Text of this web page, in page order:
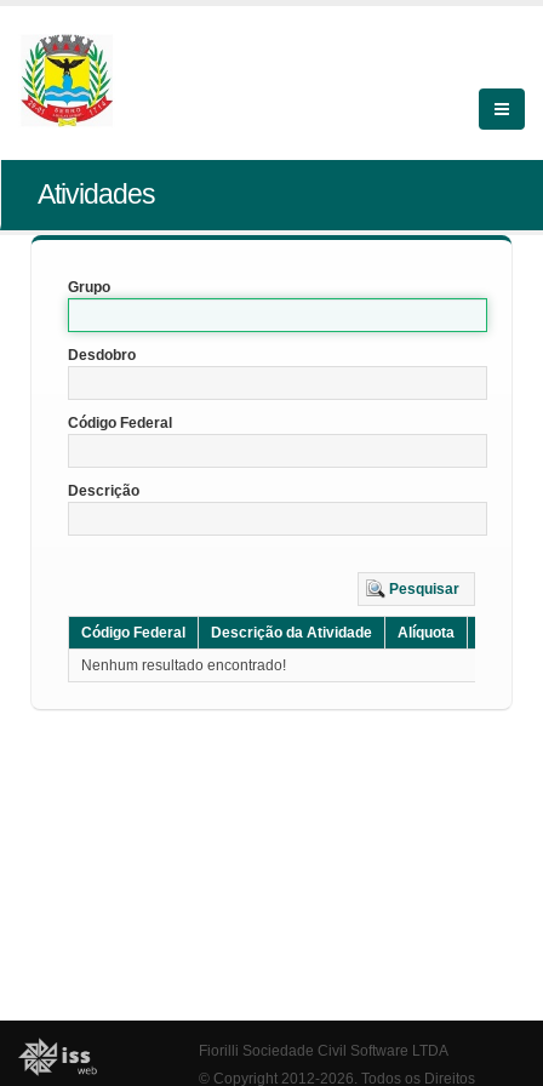
Atividades
Grupo
Desdobro
Código Federal
Descrição
Pesquisar
Código Federal Descrição da Atividade Alíquota
Nenhum resultado encontrado!
Fiorilli Sociedade Civil Software LTDA
© Copyright 2012-2026. Todos os Direitos